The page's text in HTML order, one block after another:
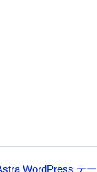
WordPress テー